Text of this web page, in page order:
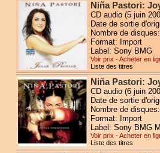
Niña Pastori:
CD audio (5 juin
Date de sortie
Nombre de
Format: Import
Label: Sony BMG
Voir prix - Acheter en
Liste des titres
Niña Pastori:
CD audio (6 juin
Date de sortie
Nombre de
Format: Import
Label: Sony BMG
Voir prix - Acheter en
Liste des titres